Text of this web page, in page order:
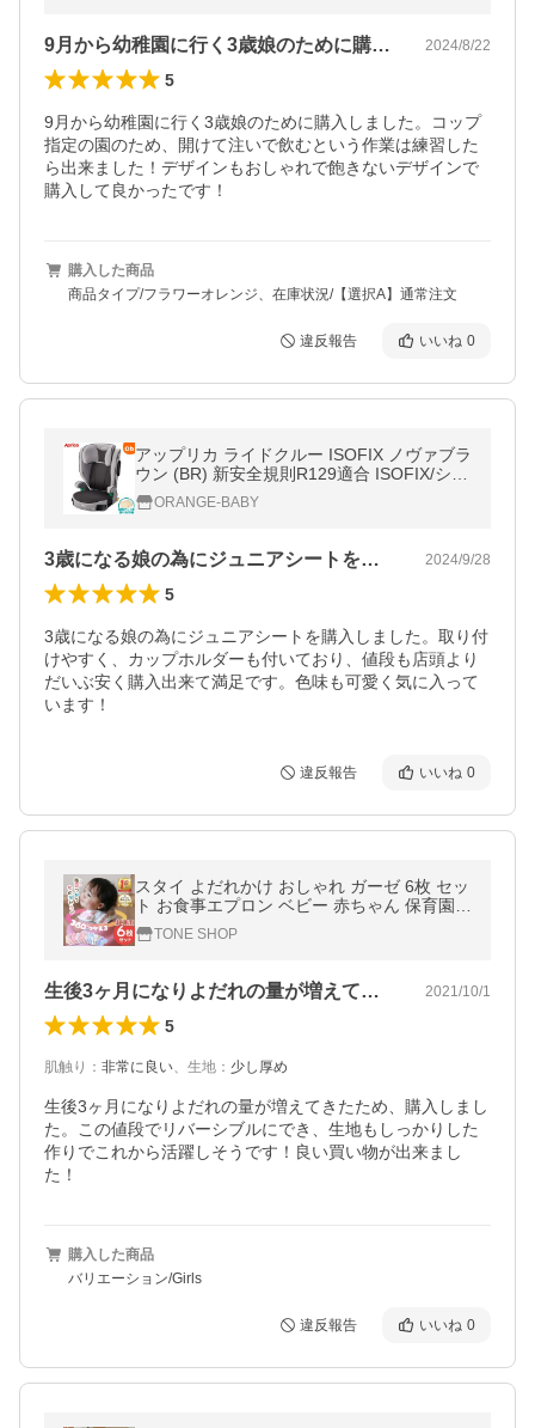
9月から幼稚園に行く3歳娘のために購入… 2024/8/22
5
9月から幼稚園に行く3歳娘のために購入しました。コップ
指定の園のため、開けて注いで飲むという作業は練習した
ら出来ました！デザインもおしゃれで飽きないデザインで
購入して良かったです！
購入した商品
商品タイプ/フラワーオレンジ、在庫状況/【選択A】通常注文
違反報告 いいね 0
アップリカ ライドクルー ISOFIX ノヴァブラ
ウン (BR) 新安全規則R129適合 ISOFIX/シー
トベルト対応ジュニアシート アイソフィッ
クORANGE-BABY
3歳になる娘の為にジュニアシートを購入… 2024/9/28
5
3歳になる娘の為にジュニアシートを購入しました。取り付
けやすく、カップホルダーも付いており、値段も店頭より
だいぶ安く購入出来て満足です。色味も可愛く気に入って
います！
違反報告 いいね 0
スタイ よだれかけ おしゃれ ガーゼ 6枚 セッ
ト お食事エプロン ベビー 赤ちゃん 保育園
綿TONE SHOP
生後3ヶ月になりよだれの量が増えてきた… 2021/10/1
5
肌触り ： 非常に良い、 生地 ： 少し厚め
生後3ヶ月になりよだれの量が増えてきたため、購入しまし
た。この値段でリバーシブルにでき、生地もしっかりした
作りでこれから活躍しそうです！良い買い物が出来まし
た！
購入した商品
バリエーション/Girls
違反報告 いいね 0